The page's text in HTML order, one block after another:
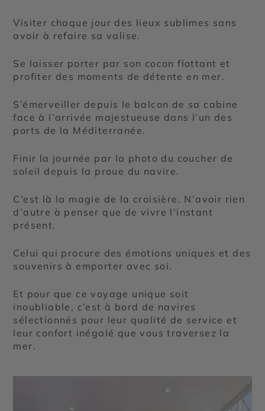
Visiter chaque jour des lieux sublimes sans
avoir à refaire sa valise.
Se laisser porter par son cocon flottant et
profiter des moments de détente en mer.
S’émerveiller depuis le balcon de sa cabine
face à l’arrivée majestueuse dans l’un des
ports de la Méditerranée.
Finir la journée par la photo du coucher de
soleil depuis la proue du navire.
C’est là la magie de la croisière. N’avoir rien
d’autre à penser que de vivre l’instant
présent.
Celui qui procure des émotions uniques et des
souvenirs à emporter avec soi.
Et pour que ce voyage unique soit
inoubliable, c’est à bord de navires
sélectionnés pour leur qualité de service et
leur confort inégalé que vous traversez la
mer.